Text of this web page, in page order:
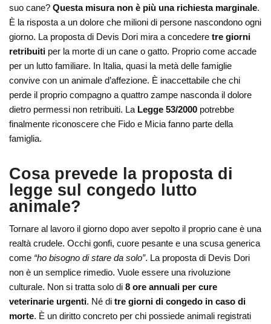
suo cane?Questa misura non è più una richiesta marginale.
È la risposta a un dolore che milioni di persone nascondono ogni
giorno. La proposta di Devis Dori mira a concederetre giorni
retribuiti per la morte di un cane o gatto. Proprio come accade
per un lutto familiare. In Italia, quasi la metà delle famiglie
convive con un animale d’affezione. È inaccettabile che chi
perde il proprio compagno a quattro zampe nasconda il dolore
dietro permessi non retribuiti. La Legge 53/2000 potrebbe
finalmente riconoscere che Fido e Micia fanno parte della
famiglia.
Cosa prevede la proposta di
legge sul congedo lutto
animale?
Tornare al lavoro il giorno dopo aver sepolto il proprio cane è una
realtà crudele. Occhi gonfi, cuore pesante e una scusa generica
come “ho bisogno di stare da solo”. La proposta di Devis Dori
non è un semplice rimedio. Vuole essere una rivoluzione
culturale. Non si tratta solo di8 ore annuali per cure
veterinarie urgenti. Né ditre giorni di congedo in caso di
morte. È un diritto concreto per chi possiede animali registrati